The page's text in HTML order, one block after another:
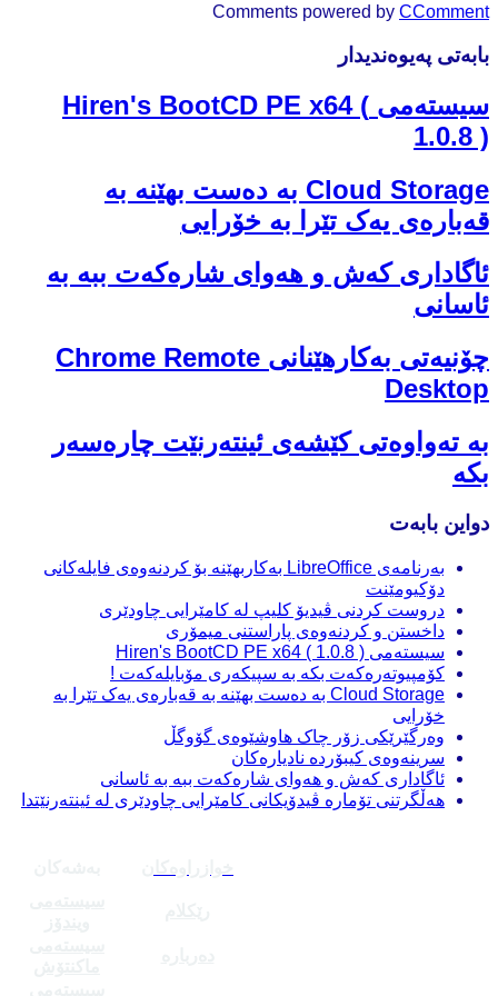
Comments powered by CComment
بابەتی پەیوەندیدار
سیستەمی Hiren's BootCD PE x64 (
1.0.8 )
Cloud Storage بە دەست بهێنە بە
قەبارەی یەک تێرا بە خۆرایی
ئاگاداری کەش و هەوای شارەکەت ببە بە
ئاسانی
چۆنیەتی بەکارهێنانی Chrome Remote
Desktop
بە تەواوەتی کێشەی ئینتەرنێت چارەسەر
بکە
دواین بابەت
بەرنامەی LibreOffice بەکاربهێنە بۆ کردنەوەی فایلەکانی
دۆکیومێنت
دروست کردنی ڤیدیۆ کلیپ لە کامێرایی چاودێری
داخستن و کردنەوەی پاراستنی میمۆری
سیستەمی Hiren's BootCD PE x64 ( 1.0.8 )
کۆمپیوتەرەکەت بکە بە سپیکەری مۆبایلەکەت !
Cloud Storage بە دەست بهێنە بە قەبارەی یەک تێرا بە
خۆرایی
وەرگێرێکی زۆر چاک هاوشێوەی گۆوگڵ
سرینەوەی کیبۆردە نادیارەکان
ئاگاداری کەش و هەوای شارەکەت ببە بە ئاسانی
هەڵگرتنی تۆمارە ڤیدۆیکانی کامێرایی چاودێری لە ئینتەرنێتدا